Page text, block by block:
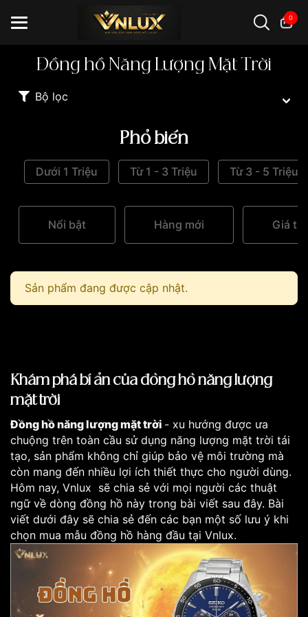
0
Đồng hồ casio
Đồng hồ Năng Lượng Mặt Trời
Bộ lọc
Phổ biến
Dưới 1 Triệu Từ 1 - 3 Triệu Từ 3 - 5 Triệu
Nổi bật Hàng mới Giá
Sản phẩm đang được cập nhật.
Khám phá bí ẩn của đồng hồ năng lượng
mặt trời
Đồng hồ năng lượng mặt trời - xu hướng được ưa
chuộng trên toàn cầu sử dụng năng lượng mặt trời tái
tạo, sản phẩm không chỉ giúp bảo vệ môi trường mà
còn mang đến nhiều lợi ích thiết thực cho người dùng.
Hôm nay, Vnlux sẽ chia sẻ với mọi người các thuật
ngữ về dòng đồng hồ này trong bài viết sau đây. Bài
viết dưới đây sẽ chia sẻ đến các bạn một số lưu ý khi
chọn mua mẫu đồng hồ hàng đầu tại Vnlux.